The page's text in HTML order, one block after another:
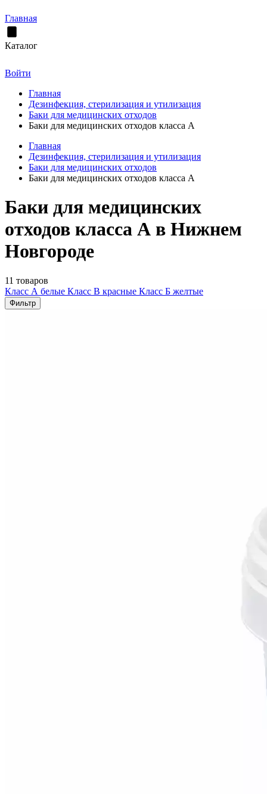
Главная
Каталог
Войти
Главная
Дезинфекция, стерилизация и утилизация
Баки для медицинских отходов
Баки для медицинских отходов класса А
Главная
Дезинфекция, стерилизация и утилизация
Баки для медицинских отходов
Баки для медицинских отходов класса А
Баки для медицинских
отходов класса А в Нижнем
Новгороде
11 товаров
Класс А белые Класс В красные Класс Б желтые
Фильтр